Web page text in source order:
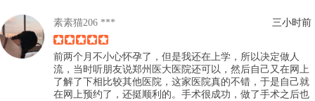
素素猫206 *** 三小时前
前两个月不小心怀孕了，但是我还在上学，所以决定做人
流，当时听朋友说郑州医大医院还可以，然后自己又在网上
了解了下相比较其他医院，这家医院真的不错，于是自己就
在网上预约了，还挺顺利的。手术很成功，做了手术之后也